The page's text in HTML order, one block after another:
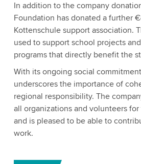
In addition to the company
Foundation has donated a further
Kottenschule support association.
used to support school projects
programs that directly benefit the
With its ongoing social
underscores the importance of
regional responsibility. The
all organizations and volunteers
and is pleased to be able to
work.